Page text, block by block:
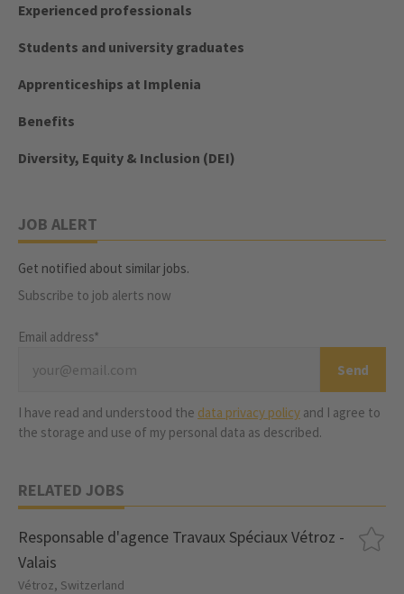
Experienced professionals
Students and university graduates
Apprenticeships at Implenia
Benefits
Diversity, Equity & Inclusion (DEI)
JOB ALERT
Get notified about similar jobs.
Subscribe to job alerts now
Email address*
I have read and understood the data privacy policy and I agree to
the storage and use of my personal data as described.
RELATED JOBS
Responsable d'agence Travaux Spéciaux Vétroz -
Valais
Vétroz, Switzerland